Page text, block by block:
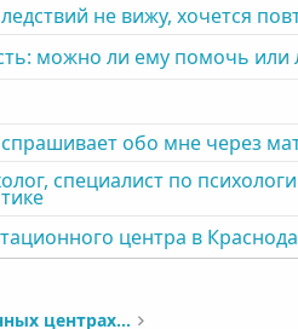
не вижу, хочется
можно ли ему помочь или
обо мне через
специалист по
центра в
Отзывы о реабилитационных центрах наркозависимых